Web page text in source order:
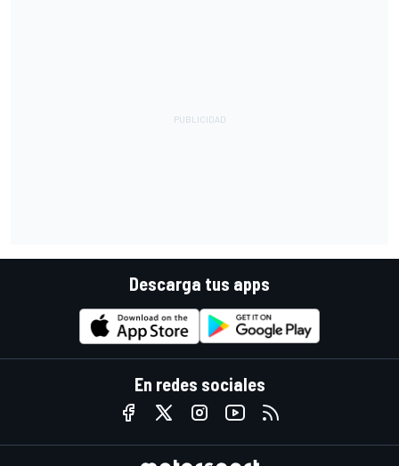
Descarga tus apps
En redes sociales